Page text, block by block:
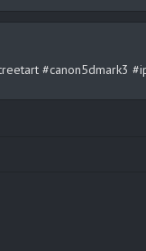
#canon5dmark3